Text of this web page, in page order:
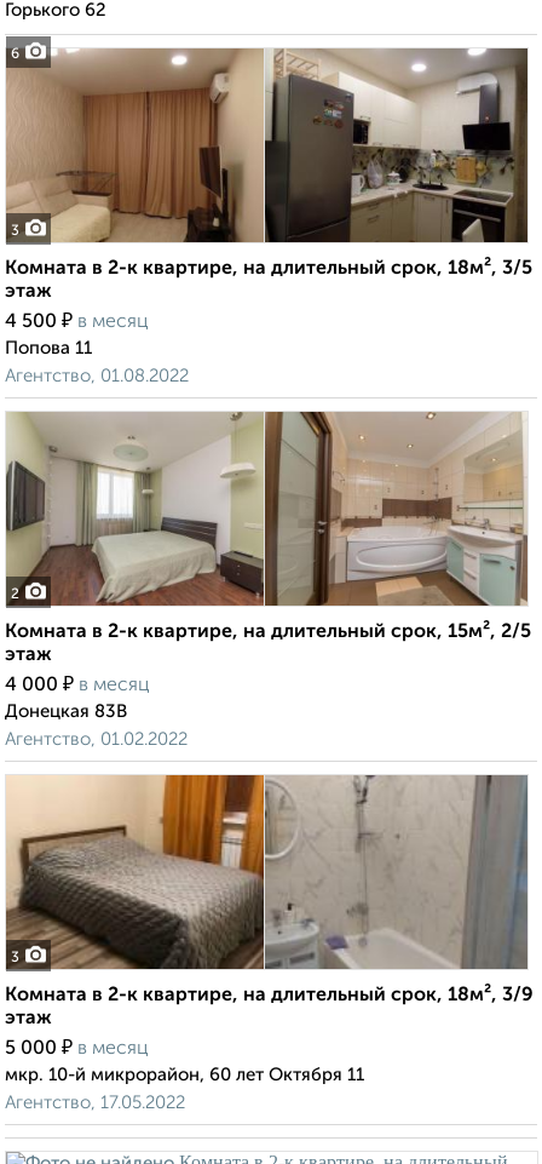
6
Горького 62
3
Комната в 2-к квартире, на длительный срок, 18м², 3/5
этаж
4 500 ₽ в месяц
Попова 11
Агентство, 01.08.2022
2
Комната в 2-к квартире, на длительный срок, 15м², 2/5
этаж
4 000 ₽ в месяц
Донецкая 83В
Агентство, 01.02.2022
3
Комната в 2-к квартире, на длительный срок, 18м², 3/9
этаж
5 000 ₽ в месяц
мкр. 10-й микрорайон, 60 лет Октября 11
Агентство, 17.05.2022